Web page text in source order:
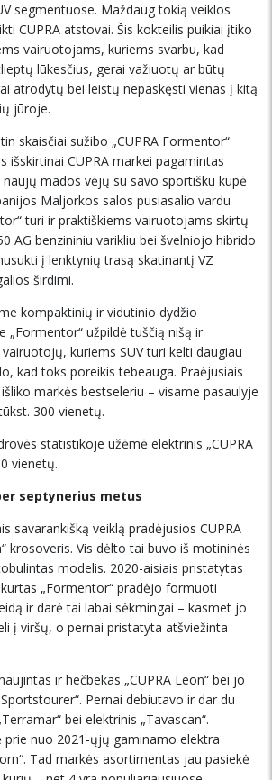
segmentuose. Maždaug tokią veiklos
CUPRA atstovai. Šis kokteilis puikiai įtiko
vairuotojams, kuriems svarbu, kad
lūkesčius, gerai važiuotų ar būtų
atrodytų bei leistų nepaskęsti vienas į kitą
jūroje.
skaisčiai sužibo „CUPRA Formentor“
išskirtinai CUPRA markei pagamintas
mados vėjų su savo sportišku kupė
Maljorkos salos pusiasalio vardu
turi ir praktiškiems vairuotojams skirtų
AG benzininiu varikliu bei švelniojo hibrido
į lenktynių trasą skatinantį VZ
širdimi.
kompaktinių ir vidutinio dydžio
„Formentor“ užpildė tuščią nišą ir
kuriems SUV turi kelti daugiau
kad toks poreikis tebeauga. Praėjusiais
markės bestseleriu – visame pasaulyje
300 vienetų.
statistikoje užėmė elektrinis „CUPRA
vienetų.
septynerius metus
savarankišką veiklą pradėjusios CUPRA
krosoveris. Vis dėlto tai buvo iš motininės
modelis. 2020-aisiais pristatytas
„Formentor“ pradėjo formuoti
ir darė tai labai sėkmingai – kasmet jo
į viršų, o pernai pristatyta atšviežinta
ir hečbekas „CUPRA Leon“ bei jo
Pernai debiutavo ir dar du
bei elektrinis „Tavascan“.
prie nuo 2021-ųjų gaminamo elektra
Tad markės asortimentas jau pasiekė